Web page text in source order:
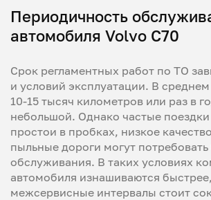
Периодичность
автомобиля Volvo C70
Срок регламентных работ по ТО
и условий эксплуатации. В
10-15 тысяч километров или раз в
небольшой. Однако частые
простои в пробках, низкое
пыльные дороги могут потребовать
обслуживания. В таких условиях
автомобиля изнашиваются
межсервисные интервалы стоит